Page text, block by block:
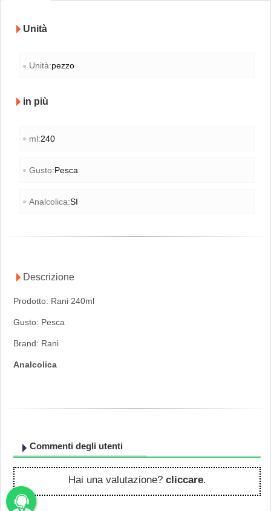
Unità
Unità:pezzo
in più
ml:240
Gusto:Pesca
Analcolica:SI
Descrizione
Prodotto: Rani 240ml
Gusto: Pesca
Brand: Rani
Analcolica
Commenti degli utenti
Hai una valutazione? cliccare.